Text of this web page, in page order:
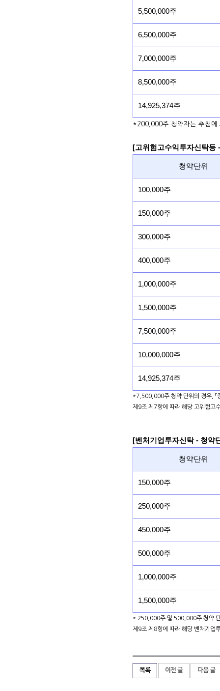
5,500,000주
6,500,000주
7,000,000주
8,500,000주
14,925,374주
*200,000주 청약자는 추첨에
[고위험고수익투자신탁등
청약단위
100,000주
150,000주
300,000주
400,000주
1,000,000주
1,500,000주
7,500,000주
10,000,000주
14,925,374주
*7,500,000주 청약 단위의 경우, 「
제9조 제7항에 따라 해당 고위험고
[벤처기업투자신탁 - 청약
청약단위
150,000주
250,000주
450,000주
500,000주
1,000,000주
1,500,000주
* 250,000주 및 500,000주 청약 단
제9조 제8항에 따라 해당 벤처기업
목록 이전 글 다음 글